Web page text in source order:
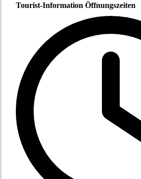
Tourist-Information Öffnungszeiten